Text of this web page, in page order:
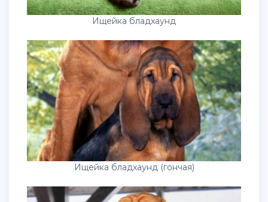
Ищейка бладхаунд
Ищейка бладхаунд (гончая)